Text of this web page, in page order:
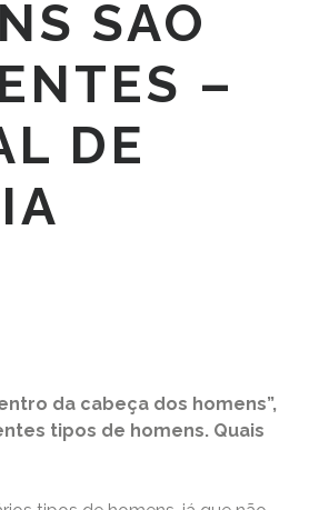
SÃO
–
DE
da cabeça dos homens”,
tipos de homens. Quais